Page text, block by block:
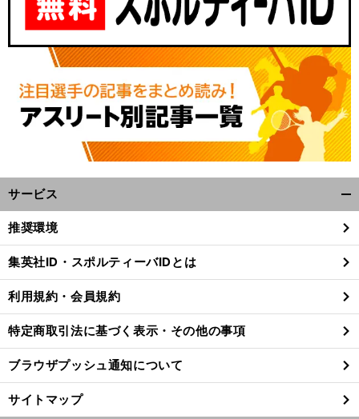
サービス
閉
る
推奨環境
集英社ID・スポルティーバIDとは
利用規約・会員規約
特定商取引法に基づく表示・その他の事項
ブラウザプッシュ通知について
サイトマップ